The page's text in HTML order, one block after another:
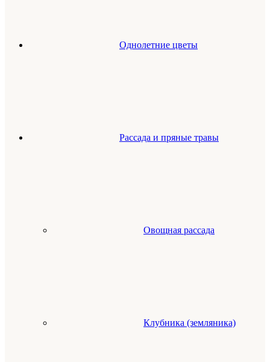
Однолетние цветы
Рассада и пряные травы
Овощная рассада
Клубника (земляника)